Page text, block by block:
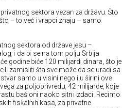
sektora vezan za državu. Što
– to već i vrapci znaju – samo
sektora od države jesu –
i da bi se na tom polju Srbija
godine biće 120 milijardi dinara, što je
li zamisliti šta sve može da se uradi sa
samo u visini nego i u širini ove
za poljoprivredu, 42 milijarde, koje
baš oni naoko sitni izdaci. Recimo
fiskalnih kasa, za privatne